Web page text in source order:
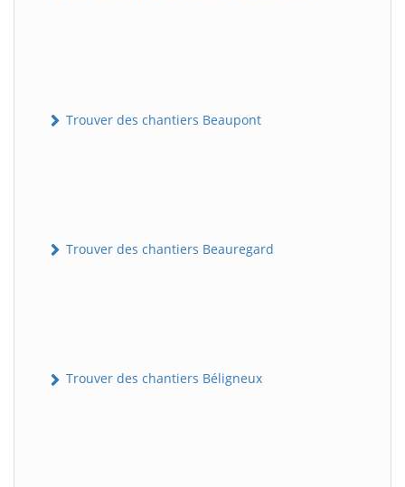
Trouver des chantiers Beaupont
Trouver des chantiers Beauregard
Trouver des chantiers Béligneux